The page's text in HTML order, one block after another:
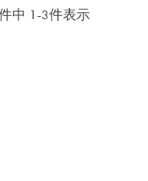
中 1 -3件表示